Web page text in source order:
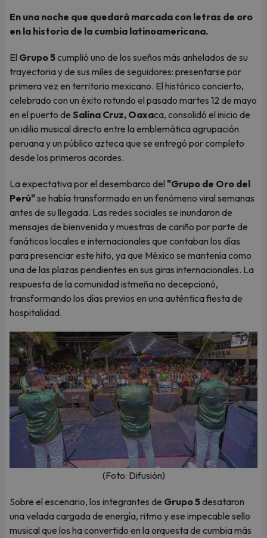
En una noche que quedará marcada con letras de oro
en la historia de la cumbia latinoamericana.
El Grupo 5cumplió uno de los sueños más anhelados de su
trayectoria y de sus miles de seguidores: presentarse por
primera vez en territorio mexicano. El histórico concierto,
celebrado con un éxito rotundo el pasado martes 12 de mayo
en el puerto de Salina Cruz, Oaxaca, consolidó el inicio de
un idilio musical directo entre la emblemática agrupación
peruana y un público azteca que se entregó por completo
desde los primeros acordes.
La expectativa por el desembarco del "Grupo de Oro del
Perú"se había transformado en un fenómeno viral semanas
antes de su llegada. Las redes sociales se inundaron de
mensajes de bienvenida y muestras de cariño por parte de
fanáticos locales e internacionales que contaban los días
para presenciar este hito, ya que México se mantenía como
una de las plazas pendientes en sus giras internacionales. La
respuesta de la comunidad istmeña no decepcionó,
transformando los días previos en una auténtica fiesta de
hospitalidad.
(Foto: Difusión)
Sobre el escenario, los integrantes de Grupo 5desataron
una velada cargada de energía, ritmo y ese impecable sello
musical que los ha convertido en la orquesta de cumbia más